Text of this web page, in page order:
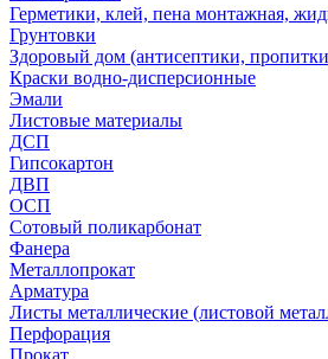
Герметики, клей, пена монтажная,
Грунтовки
Здоровый дом (антисептики,
Краски водно-дисперсионные
Эмали
Листовые материалы
ДСП
Гипсокартон
ДВП
ОСП
Сотовый поликарбонат
Фанера
Металлопрокат
Арматура
Листы металлические (листовой
Перфорация
Прокат